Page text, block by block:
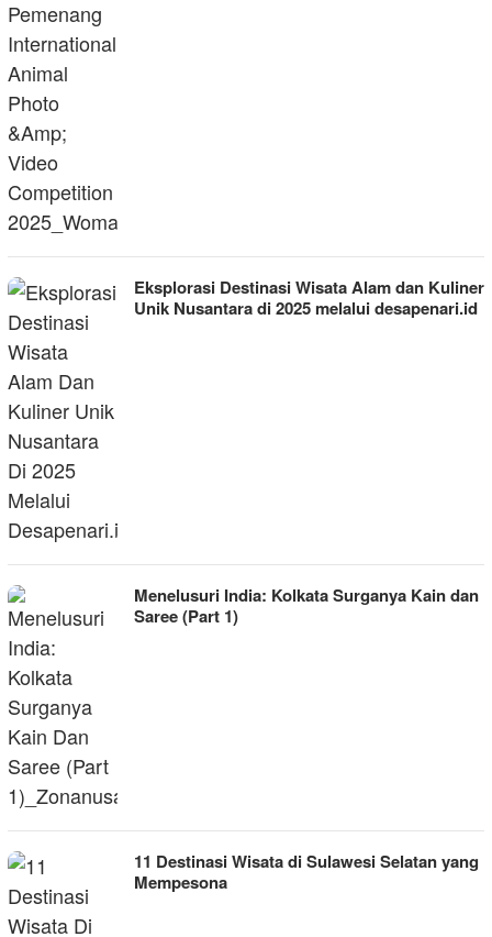
Eksplorasi Destinasi Wisata Alam dan Kuliner
Unik Nusantara di 2025 melalui desapenari.id
Menelusuri India: Kolkata Surganya Kain dan
Saree (Part 1)
11 Destinasi Wisata di Sulawesi Selatan yang
Mempesona